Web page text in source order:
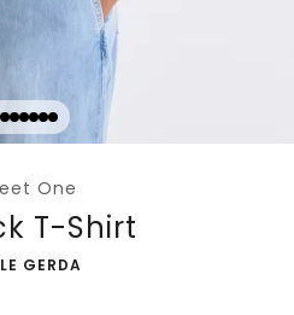
One
T-Shirt
GERDA